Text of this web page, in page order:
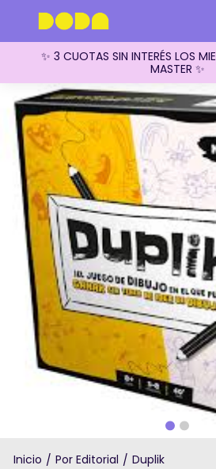
✨ 3 CUOTAS SIN INTERÉS LOS
MASTER ✨
Inicio / Por Editorial / Duplik